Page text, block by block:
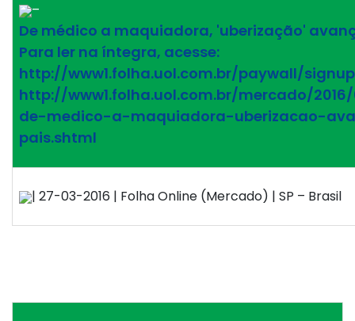
–
De médico a maquiadora, 'uberização'
Para ler na íntegra, acesse:
http://www1.folha.uol.com.br/paywall/
http://www1.folha.uol.com.br/mercado/
de-medico-a-maquiadora-uberizacao-
pais.shtml
| 27-03-2016 | Folha Online (Mercado) | SP – Brasil